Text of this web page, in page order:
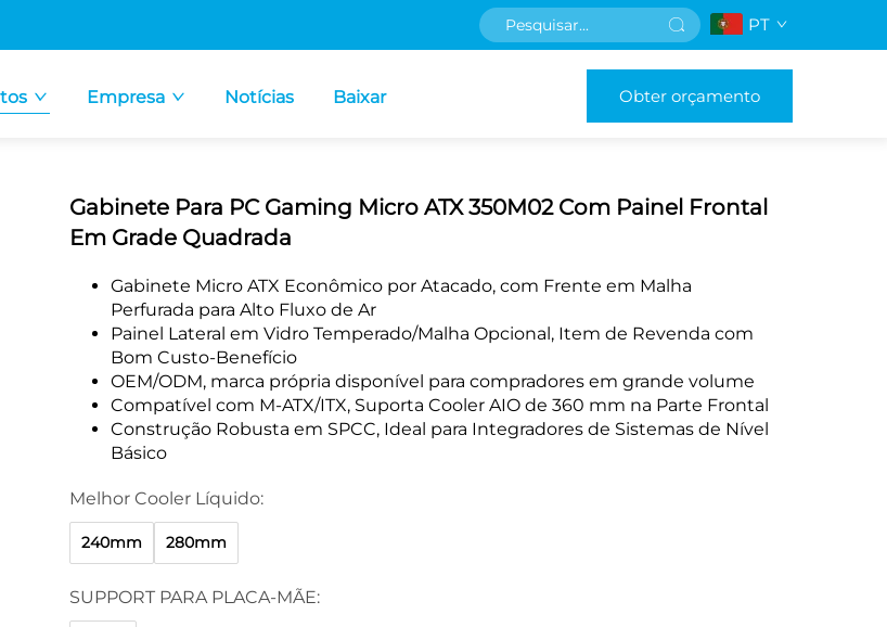
PT
Empresa Notícias Baixar Obter orçamento
Gabinete Para PC Gaming Micro ATX 350M02 Com Painel Frontal
Em Grade Quadrada
Gabinete Micro ATX Econômico por Atacado, com Frente em Malha
Perfurada para Alto Fluxo de Ar
Painel Lateral em Vidro Temperado/Malha Opcional, Item de Revenda com
Bom Custo-Benefício
OEM/ODM, marca própria disponível para compradores em grande volume
Compatível com M-ATX/ITX, Suporta Cooler AIO de 360 mm na Parte Frontal
Construção Robusta em SPCC, Ideal para Integradores de Sistemas de Nível
Básico
Melhor Cooler Líquido:
240mm 280mm
SUPPORT PARA PLACA-MÃE: